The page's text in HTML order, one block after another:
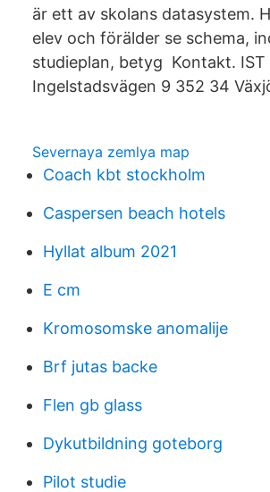
är ett av skolans datasystem.
elev och förälder se schema,
studieplan, betyg Kontakt. IST
Ingelstadsvägen 9 352 34
Severnaya zemlya map
Coach kbt stockholm
Caspersen beach hotels
Hyllat album 2021
E cm
Kromosomske anomalije
Brf jutas backe
Flen gb glass
Dykutbildning goteborg
Pilot studie